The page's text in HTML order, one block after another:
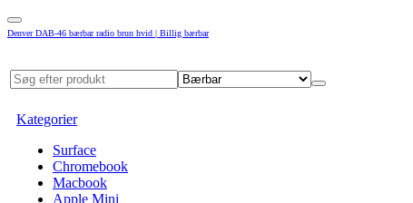
Denver DAB-46 bærbar radio brun hvid | Billig bærbar
Kategorier
Surface
Chromebook
Macbook
Apple Mini